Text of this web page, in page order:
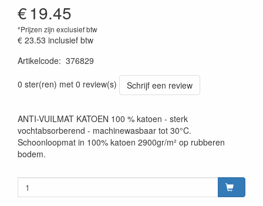
€19.45
*Prijzen zijn exclusief btw
€ 23.53 inclusief btw
Artikelcode: 376829
0 ster(ren) met 0 review(s)
Schrijf een review
ANTI-VUILMAT KATOEN 100 % katoen - sterk
vochtabsorberend - machinewasbaar tot 30°C.
Schoonloopmat in 100% katoen 2900gr/m² op rubberen
bodem.